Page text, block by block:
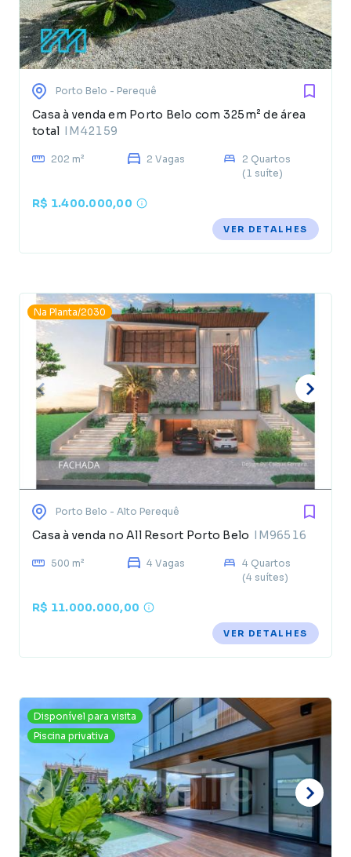
Porto Belo - Perequê
Casa à venda em Porto Belo com 325m² de área
total IM42159
202 m² 2 Vagas
2 Quartos
(1 suíte)
R$ 1.400.000,00
VER DETALHES
Na Planta/2030
Porto Belo - Alto Perequê
Casa à venda no All Resort Porto Belo IM96516
500 m² 4 Vagas
4 Quartos
(4 suítes)
R$ 11.000.000,00
VER DETALHES
Disponível para visita
Piscina privativa